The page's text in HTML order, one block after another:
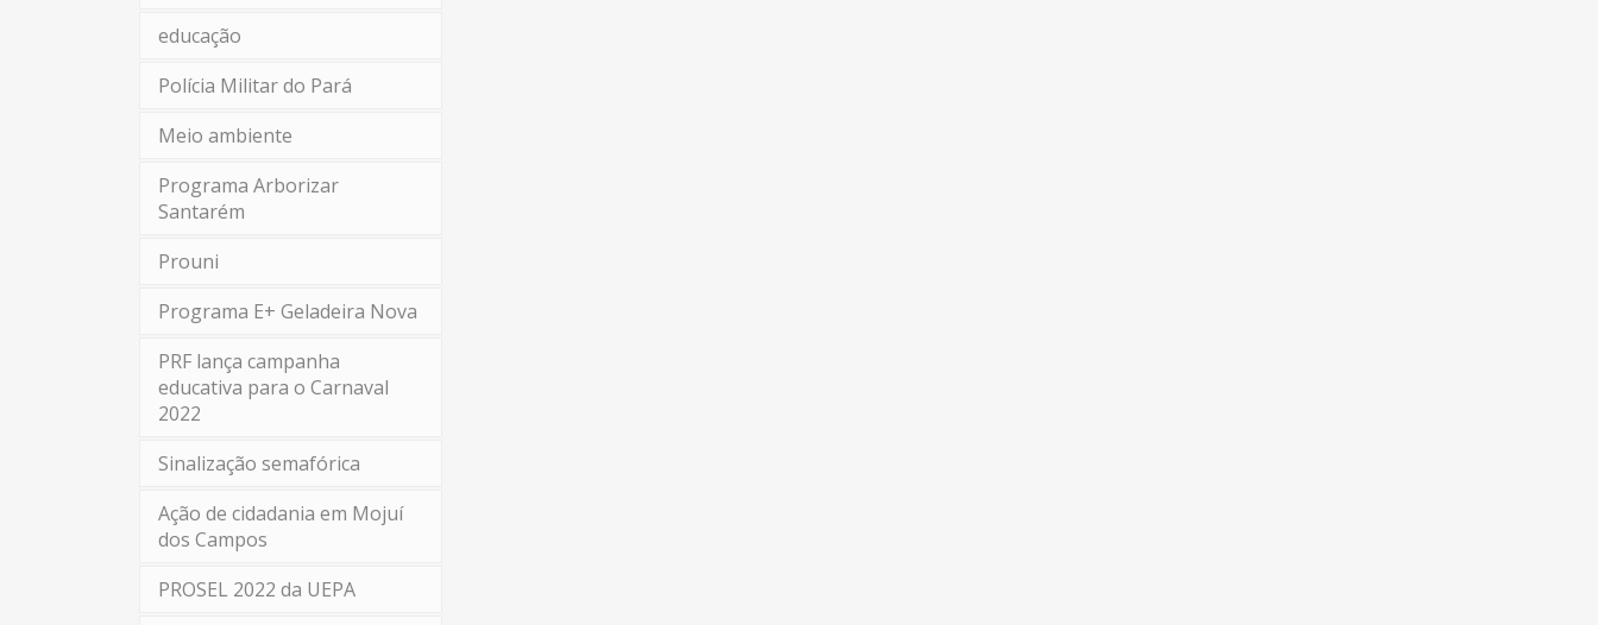
educação
Polícia Militar do Pará
Meio ambiente
Programa Arborizar
Santarém
Prouni
Programa E+ Geladeira Nova
PRF lança campanha
educativa para o Carnaval
2022
Sinalização semafórica
Ação de cidadania em Mojuí
dos Campos
PROSEL 2022 da UEPA